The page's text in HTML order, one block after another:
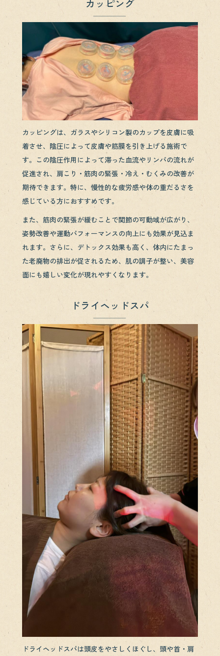
カッピング
カッピングは、ガラスやシリコン製のカップを皮膚に吸
着させ、陰圧によって皮膚や筋膜を引き上げる施術で
す。この陰圧作用によって滞った血流やリンパの流れが
促進され、肩こり・筋肉の緊張・冷え・むくみの改善が
期待できます。特に、慢性的な疲労感や体の重だるさを
感じている方におすすめです。
また、筋肉の緊張が緩むことで関節の可動域が広がり、
姿勢改善や運動パフォーマンスの向上にも効果が見込ま
れます。さらに、デトックス効果も高く、体内にたまっ
た老廃物の排出が促されるため、肌の調子が整い、美容
面にも嬉しい変化が現れやすくなります。
ドライヘッドスパ
ドライヘッドスパは頭皮をやさしくほぐし、頭や首・肩